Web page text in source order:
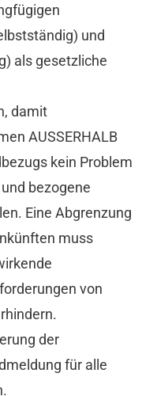
und
als gesetzliche
damit
AUSSERHALB
kein Problem
bezogene
Eine Abgrenzung
muss
von
der
für alle